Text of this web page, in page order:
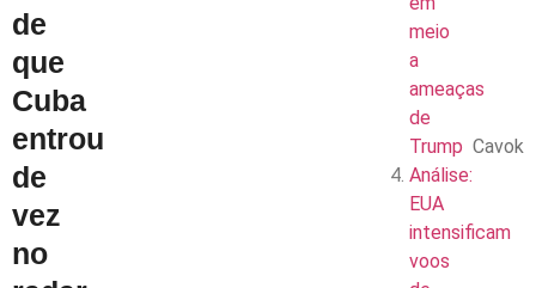
de
que
Cuba
entrou
de
vez
no
meio
a
ameaças
de
Trump Cavok
Análise:
EUA
intensificam
voos